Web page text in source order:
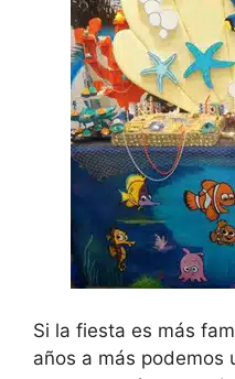
Si la fiesta es más
años a más podemos